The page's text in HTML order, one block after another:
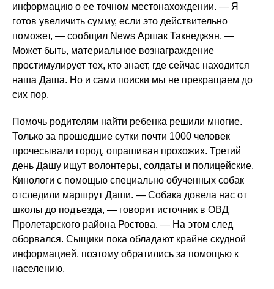
информацию о ее точном местонахождении. — Я
готов увеличить сумму, если это действительно
поможет, — сообщил News Аршак Такнеджян, —
Может быть, материальное вознаграждение
простимулирует тех, кто знает, где сейчас находится
наша Даша. Но и сами поиски мы не прекращаем до
сих пор.
Помочь родителям найти ребенка решили многие.
Только за прошедшие сутки почти 1000 человек
прочесывали город, опрашивая прохожих. Третий
день Дашу ищут волонтеры, солдаты и полицейские.
Кинологи с помощью специально обученных собак
отследили маршрут Даши. — Собака довела нас от
школы до подъезда, — говорит источник в ОВД
Пролетарского района Ростова. — На этом след
оборвался. Сыщики пока обладают крайне скудной
информацией, поэтому обратились за помощью к
населению.